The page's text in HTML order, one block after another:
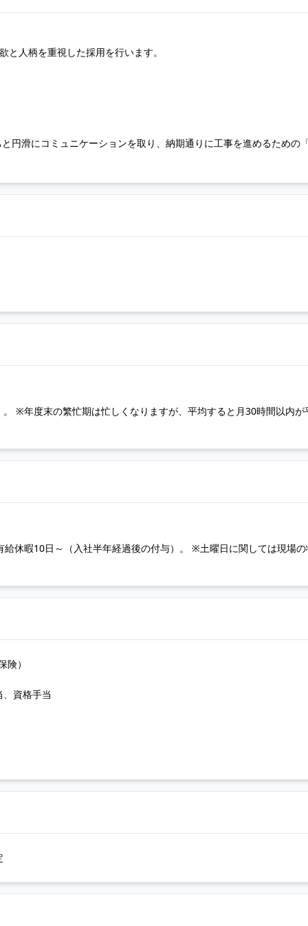
人柄を重視した採用を行います。
円滑にコミュニケーションを取り、納期通りに工事を進めるための
※年度末の繁忙期は忙しくなりますが、平均すると月30時間以内が
休暇10日～（入社半年経過後の付与）。 ※土曜日に関しては現場
）
資格手当